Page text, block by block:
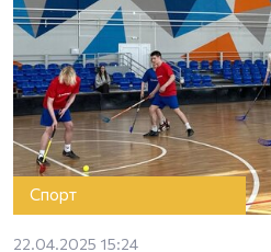
Спорт
22.04.2025 15:24